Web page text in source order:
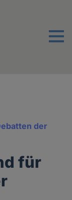
Menu
der
für